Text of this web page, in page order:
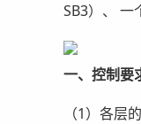
SB3）、 一
一、控制要
（1）各层